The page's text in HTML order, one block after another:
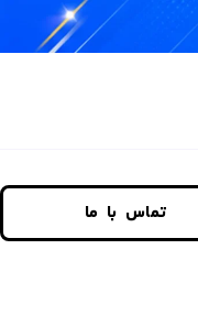
تماس با ما